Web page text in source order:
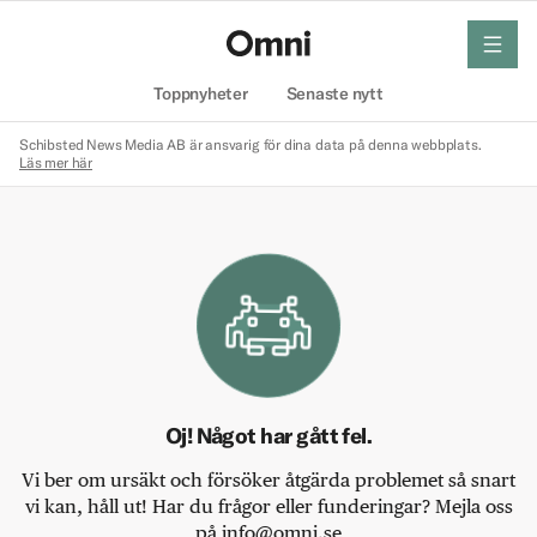
Toppnyheter Senaste nytt
meny
Schibsted News Media AB är ansvarig för dina data på denna webbplats.
Läs mer här
Oj! Något har gått fel.
Vi ber om ursäkt och försöker åtgärda problemet så snart
vi kan, håll ut! Har du frågor eller funderingar? Mejla oss